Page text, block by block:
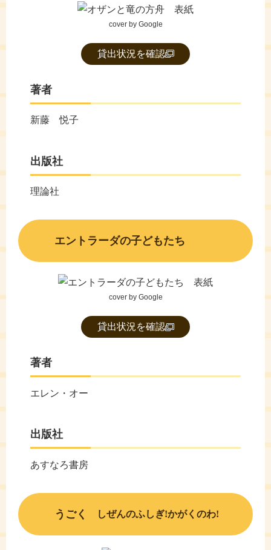
cover by Google
貸出状況を確認
著者
新藤 悦子
出版社
理論社
エントラーダの子どもたち
cover by Google
貸出状況を確認
著者
エレン・オー
出版社
あすなろ書房
うごく しぜんのふしぎ!かがくのわ!